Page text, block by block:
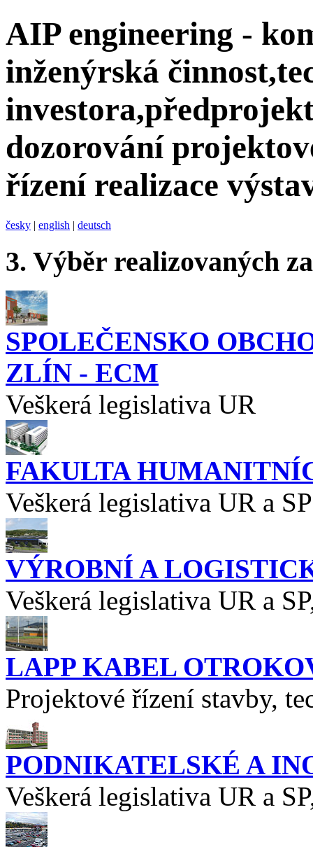
AIP engineering -
inženýrská
dozorování
řízení realizace
česky | english | deutsch
3. Výběr realizovaných
SPOLEČENSKO
ZLÍN - ECM
Veškerá legislativa UR
FAKULTA
Veškerá legislativa UR a SP
VÝROBNÍ A
Veškerá legislativa UR a
LAPP KABEL
Projektové řízení stavby,
PODNIKATELSKÉ A
Veškerá legislativa UR a